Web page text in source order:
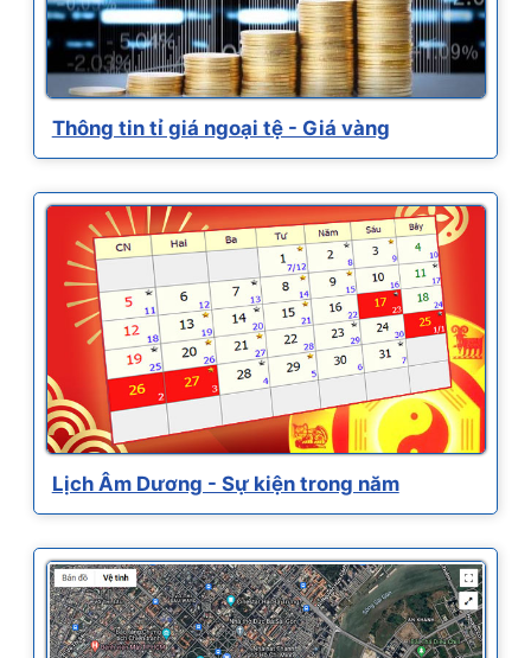
Thông tin tỉ giá ngoại tệ - Giá vàng
Lịch Âm Dương - Sự kiện trong năm